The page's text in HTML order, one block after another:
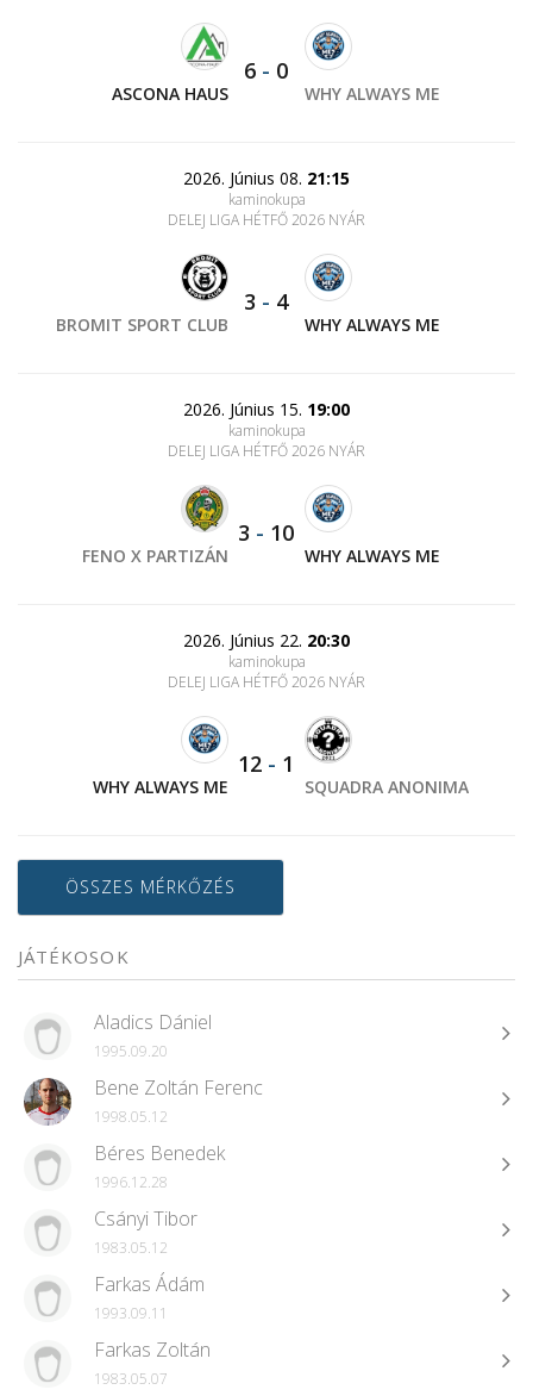
ASCONA HAUS
6 - 0
WHY ALWAYS ME
2026. Június 08. 21:15
kaminokupa
DELEJ LIGA HÉTFŐ 2026 NYÁR
BROMIT SPORT CLUB
3 - 4
WHY ALWAYS ME
2026. Június 15. 19:00
kaminokupa
DELEJ LIGA HÉTFŐ 2026 NYÁR
FENO X PARTIZÁN
3 - 10
WHY ALWAYS ME
2026. Június 22. 20:30
kaminokupa
DELEJ LIGA HÉTFŐ 2026 NYÁR
WHY ALWAYS ME
12 - 1
SQUADRA ANONIMA
ÖSSZES MÉRKŐZÉS
JÁTÉKOSOK
Aladics Dániel
1995.09.20
Bene Zoltán Ferenc
1998.05.12
Béres Benedek
1996.12.28
Csányi Tibor
1983.05.12
Farkas Ádám
1993.09.11
Farkas Zoltán
1983.05.07